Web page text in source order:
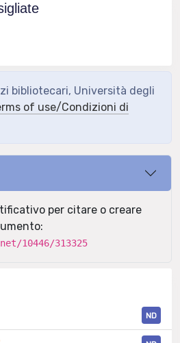
bibliotecari, Università degli
of use/Condizioni di
per citare o creare
10446/313325
ND